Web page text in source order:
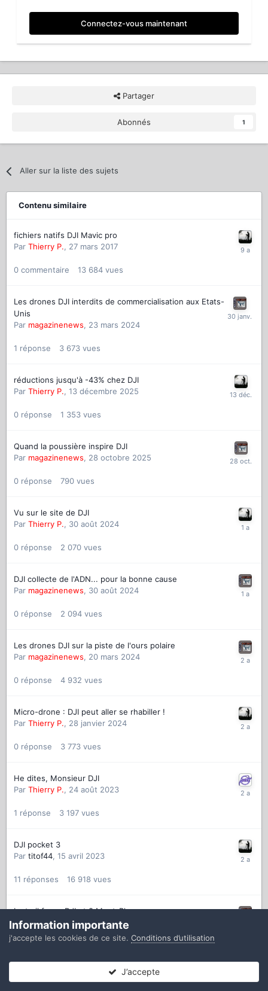
Connectez-vous maintenant
Partager
Abonnés 1
Aller sur la liste des sujets
Contenu similaire
fichiers natifs DJI Mavic pro
Par Thierry P., 27 mars 2017
0 commentaire 13 684 vues
Les drones DJI interdits de commercialisation aux Etats-
Unis
Par magazinenews, 23 mars 2024
1 réponse 3 673 vues
réductions jusqu'à -43% chez DJI
Par Thierry P., 13 décembre 2025
0 réponse 1 353 vues
Quand la poussière inspire DJI
Par magazinenews, 28 octobre 2025
0 réponse 790 vues
Vu sur le site de DJI
Par Thierry P., 30 août 2024
0 réponse 2 070 vues
DJI collecte de l'ADN... pour la bonne cause
Par magazinenews, 30 août 2024
0 réponse 2 094 vues
Les drones DJI sur la piste de l'ours polaire
Par magazinenews, 20 mars 2024
0 réponse 4 932 vues
Micro-drone : DJI peut aller se rhabiller !
Par Thierry P., 28 janvier 2024
0 réponse 3 773 vues
He dites, Monsieur DJI
Par Thierry P., 24 août 2023
1 réponse 3 197 vues
DJI pocket 3
Par titof44, 15 avril 2023
11 réponses 16 918 vues
Le trail façon DJI et 8 Mont-Blanc
Parmagazinenews,9 novembre 2022
réponse
DJI suspend ses activités en Russie et en Ukraine
Information importante
j'accepte les cookies de ce site. Conditions d’utilisation
J’accepte